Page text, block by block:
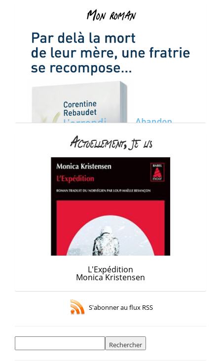
Mon roman
Actuellement, je lis
L'Expédition
Monica Kristensen
S'abonner au flux RSS
Rechercher :